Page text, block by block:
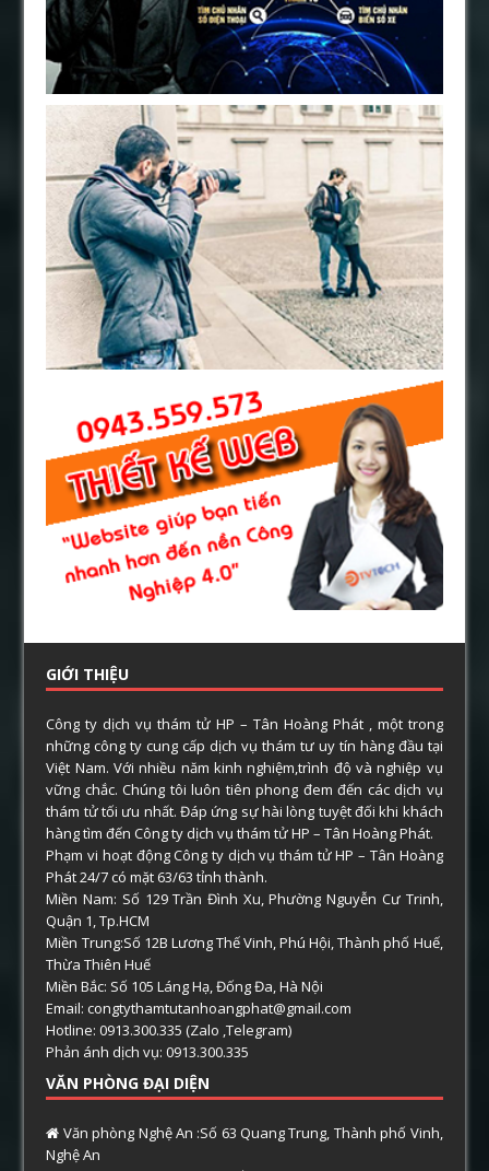
GIỚI THIỆU
Công ty dịch vụ thám tử HP – Tân Hoàng Phát , một trong
những công ty cung cấp dịch vụ thám tư uy tín hàng đầu tại
Việt Nam. Với nhiều năm kinh nghiệm,trình độ và nghiệp vụ
vững chắc. Chúng tôi luôn tiên phong đem đến các dịch vụ
thám tử tối ưu nhất. Đáp ứng sự hài lòng tuyệt đối khi khách
hàng tìm đến Công ty dịch vụ thám tử HP – Tân Hoàng Phát.
Phạm vi hoạt động Công ty dịch vụ thám tử HP – Tân Hoàng
Phát 24/7 có mặt 63/63 tỉnh thành.
Miền Nam: Số 129 Trần Đình Xu, Phường Nguyễn Cư Trinh,
Quận 1, Tp.HCM
Miền Trung:Số 12B Lương Thế Vinh, Phú Hội, Thành phố Huế,
Thừa Thiên Huế
Miền Bắc: Số 105 Láng Hạ, Đống Đa, Hà Nội
Email: congtythamtutanhoangphat@gmail.com
Hotline: 0913.300.335 (Zalo ,Telegram)
Phản ánh dịch vụ: 0913.300.335
VĂN PHÒNG ĐẠI DIỆN
Văn phòng Nghệ An :Số 63 Quang Trung, Thành phố Vinh,
Nghệ An